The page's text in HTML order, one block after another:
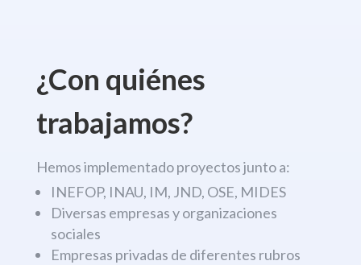
¿Con quiénes
trabajamos?
Hemos implementado proyectos junto a:
INEFOP, INAU, IM, JND, OSE, MIDES
Diversas empresas y organizaciones
sociales
Empresas privadas de diferentes rubros